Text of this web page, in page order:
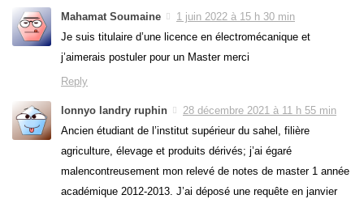
Mahamat Soumaine
1 juin 2022 à 15 h 30 min
Je suis titulaire d’une licence en électromécanique et
j’aimerais postuler pour un Master merci
Reply
lonnyo landry ruphin
28 décembre 2021 à 11 h 55 min
Ancien étudiant de l’institut supérieur du sahel, filière
agriculture, élevage et produits dérivés; j’ai égaré
malencontreusement mon relevé de notes de master 1 année
académique 2012-2013. J’ai déposé une requête en janvier